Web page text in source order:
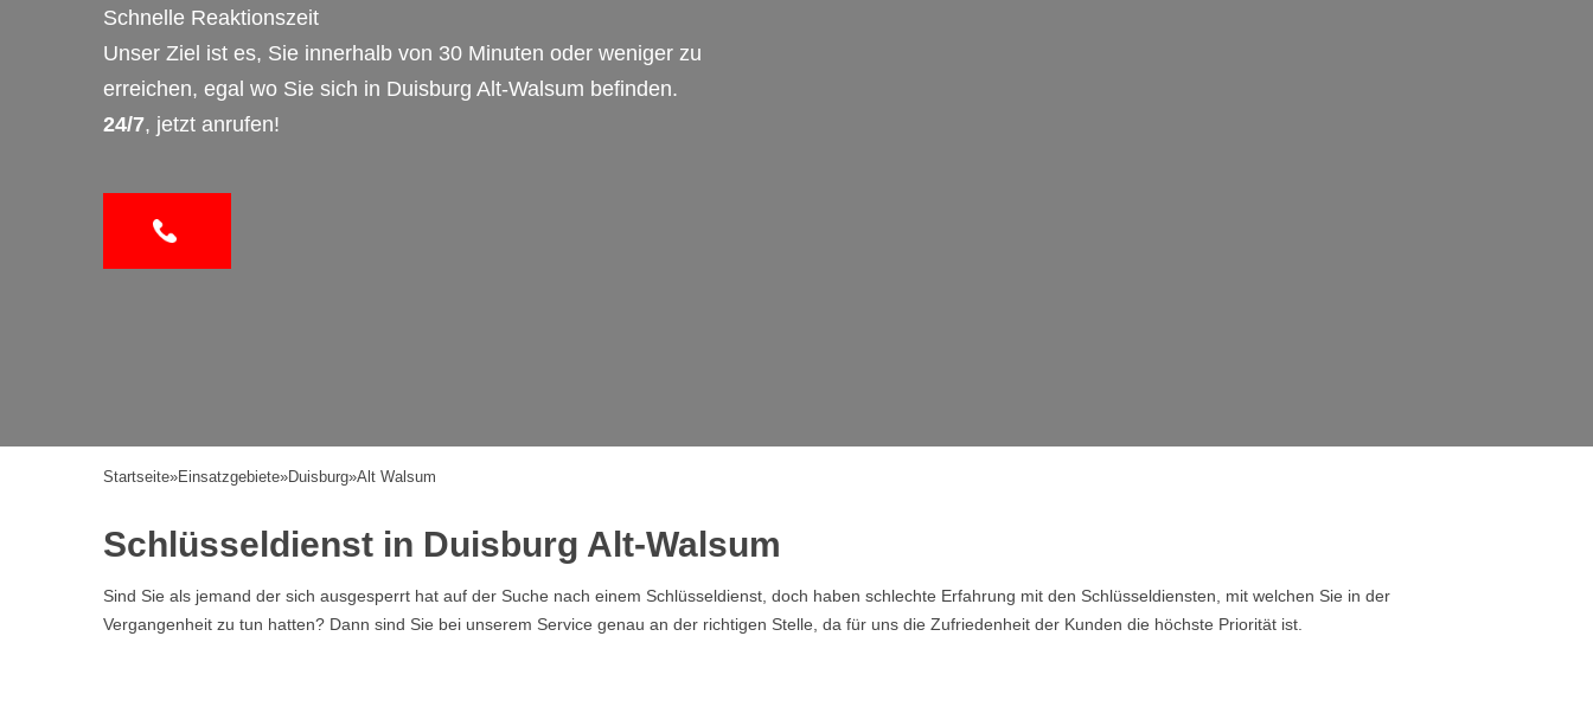
Schnelle Reaktionszeit
Unser Ziel ist es, Sie innerhalb von 30 Minuten oder weniger zu
erreichen, egal wo Sie sich in Duisburg Alt-Walsum befinden.
24/7, jetzt anrufen!
Startseite»Einsatzgebiete»Duisburg»Alt Walsum
Schlüsseldienst in Duisburg Alt-Walsum
Sind Sie als jemand der sich ausgesperrt hat auf der Suche nach einem Schlüsseldienst, doch haben schlechte Erfahrung mit den Schlüsseldiensten, mit welchen Sie in der
Vergangenheit zu tun hatten? Dann sind Sie bei unserem Service genau an der richtigen Stelle, da für uns die Zufriedenheit der Kunden die höchste Priorität ist.